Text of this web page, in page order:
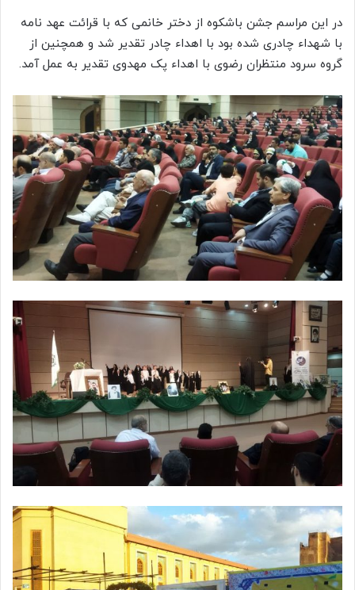
در این مراسم جشن باشکوه از دختر خانمی که با قرائت عهد نامه
با شهداء چادری شده بود با اهداء چادر تقدیر شد و همچنین از
گروه سرود منتظران رضوی با اهداء پک مهدوی تقدیر به عمل آمد.